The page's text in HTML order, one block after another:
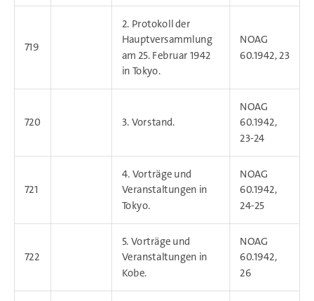
719
2. Protokoll der
Hauptversammlung
am 25. Februar 1942
in Tokyo.
NOAG
60.1942, 23
720 3. Vorstand.
NOAG
60.1942,
23-24
721
4. Vorträge und
Veranstaltungen in
Tokyo.
NOAG
60.1942,
24-25
722
5. Vorträge und
Veranstaltungen in
Kobe.
NOAG
60.1942,
26